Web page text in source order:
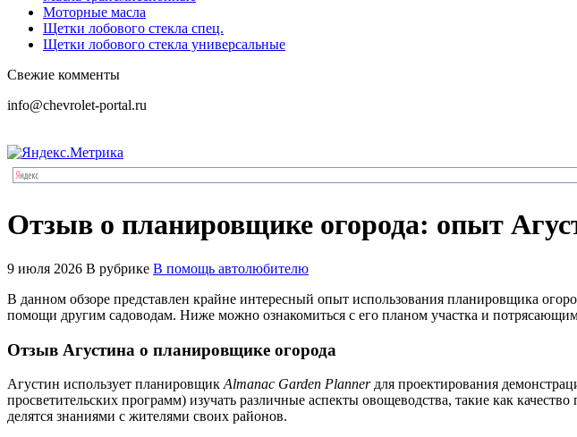
Моторные масла
Щетки лобового стекла спец.
Щетки лобового стекла универсальные
Свежие комменты
info@chevrolet-portal.ru
Отзыв о планировщике огорода: опыт
9 июля 2026 В рубрике В помощь автолюбителю
В данном обзоре представлен крайне интересный опыт использования планировщика
помощи другим садоводам. Ниже можно ознакомиться с его планом участка и
Отзыв Агустина о планировщике огорода
Агустин использует планировщик Almanac Garden Plannerдля проектирования
просветительских программ) изучать различные аспекты овощеводства, такие как
делятся знаниями с жителями своих районов.